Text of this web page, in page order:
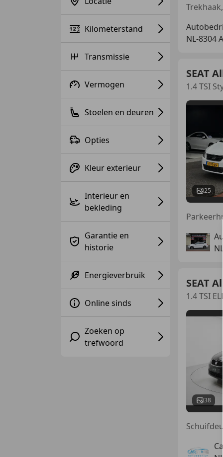
Kilometerstand
Transmissie
Vermogen
Stoelen en deuren
Opties
Kleur exterieur
Interieur en
bekleding
Garantie en
historie
Energieverbruik
Online sinds
Zoeken op
trefwoord
NL-8304
SEAT
1.4 TSI
25
SEAT
1.4 TSI
38